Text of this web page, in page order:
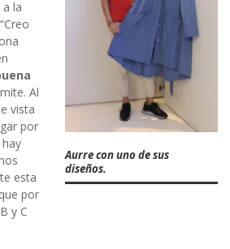
Aurre con uno de sus
diseños.
la
Al
vista
por
esta
por
y C